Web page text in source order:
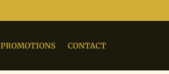
PROMOTIONS CONTACT